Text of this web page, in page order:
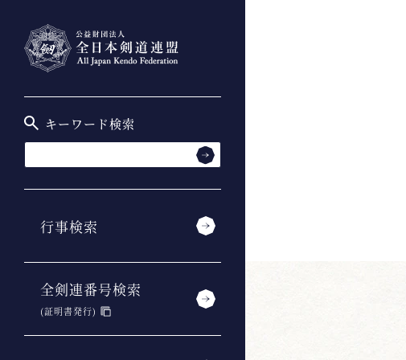
キーワード検索
行事検索
全剣連番号検索
(証明書発行)